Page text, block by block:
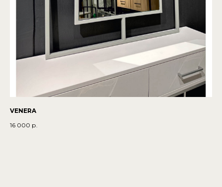
VENERA
16 000 р.